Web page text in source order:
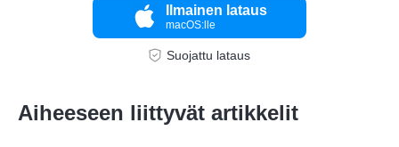
Ilmainen lataus
macOS:lle
Suojattu lataus
Aiheeseen liittyvät artikkelit